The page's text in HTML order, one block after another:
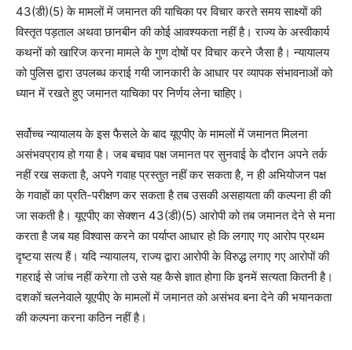
43(डी)(5) के मामलों में जमानत की याचिका पर विचार करते समय साक्ष्यों की
विस्तृत पड़ताल अथवा छानबीन की कोई आवश्यकता नहीं है। राज्य के अस्वीकार्य
कथनों को खारिज करना मामले के गुण दोषों पर विचार करने जैसा है। न्यायालय
को पुलिस द्वारा उपलब्ध कराई गयी जानकारी के आधार पर व्यापक संभावनाओं को
ध्यान में रखते हुए जमानत याचिका पर निर्णय लेना चाहिए।
सर्वोच्च न्यायालय के इस फैसले के बाद यूएपीए के मामलों में जमानत मिलना
असंभवप्राय हो गया है। जब बचाव पक्ष जमानत पर सुनवाई के दौरान अपने तर्क
नहीं रख सकता है, अपने गवाह प्रस्तुत नहीं कर सकता है, न ही अभियोजन पक्ष
के गवाहों का प्रति-परीक्षण कर सकता है तब उसकी असहायता की कल्पना ही की
जा सकती है। यूएपीए का सेक्शन 43(डी)(5) आरोपी को तब जमानत देने से मना
करता है जब यह विश्वास करने का पर्याप्त आधार हो कि लगाए गए आरोप प्रथम
दृष्टया सत्य हैं। यदि न्यायालय, राज्य द्वारा आरोपी के विरुद्ध लगाए गए आरोपों की
गहराई से जांच नहीं करेगा तो उसे यह कैसे ज्ञात होगा कि इनमें सत्यता कितनी है।
दशकों चलनेवाले यूएपीए के मामलों में जमानत को असंभव बना देने की भयानकता
की कल्पना करना कठिन नहीं है।